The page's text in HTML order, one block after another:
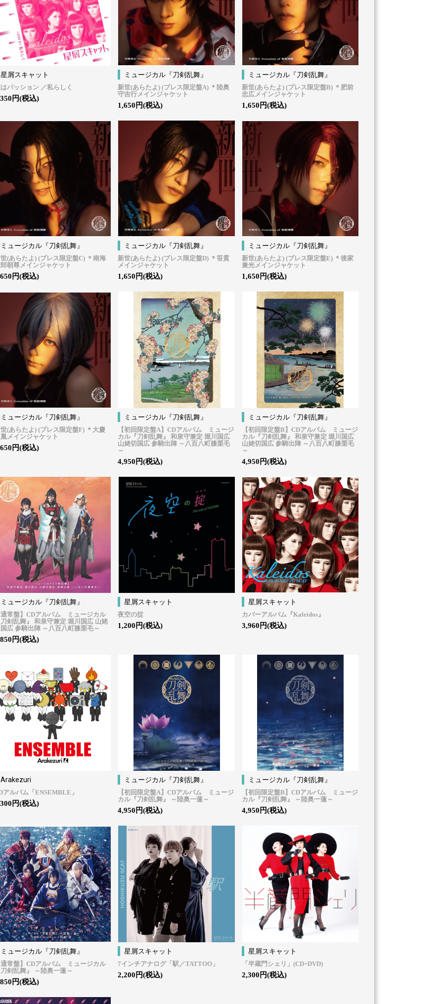
星屑スキャット
パッション ／私らしく
円(税込)
ミュージカル『刀剣乱舞』
新世(あらたよ) (プレス限定盤A) ＊陸奥
守吉行メインジャケット
1,650円(税込)
ミュージカル『刀剣乱舞』
新世(あらたよ) (プレス限定盤B) ＊肥前
忠広メインジャケット
1,650円(税込)
ミュージカル『刀剣乱舞』
(あらたよ) (プレス限定盤C) ＊南海
朝尊メインジャケット
円(税込)
ミュージカル『刀剣乱舞』
新世(あらたよ) (プレス限定盤D) ＊笹貫
メインジャケット
1,650円(税込)
ミュージカル『刀剣乱舞』
新世(あらたよ) (プレス限定盤E) ＊後家
兼光メインジャケット
1,650円(税込)
ミュージカル『刀剣乱舞』
(あらたよ) (プレス限定盤F) ＊大慶
メインジャケット
円(税込)
ミュージカル『刀剣乱舞』
【初回限定盤A】CDアルバム ミュージ
カル『刀剣乱舞』 和泉守兼定 堀川国広
山姥切国広 参騎出陣 ～八百八町膝栗毛
～
4,950円(税込)
ミュージカル『刀剣乱舞』
【初回限定盤B】CDアルバム ミュージ
カル『刀剣乱舞』 和泉守兼定 堀川国広
山姥切国広 参騎出陣 ～八百八町膝栗毛
～
4,950円(税込)
ミュージカル『刀剣乱舞』
常盤】CDアルバム ミュージカル
剣乱舞』 和泉守兼定 堀川国広 山姥
広 参騎出陣 ～八百八町膝栗毛～
円(税込)
星屑スキャット
夜空の掟
1,200円(税込)
星屑スキャット
カバーアルバム『Kaleidos』
3,960円(税込)
Arakezuri
アルバム「ENSEMBLE」
円(税込)
ミュージカル『刀剣乱舞』
【初回限定盤A】CDアルバム ミュージ
カル『刀剣乱舞』 ～陸奥一蓮～
4,950円(税込)
ミュージカル『刀剣乱舞』
【初回限定盤B】CDアルバム ミュージ
カル『刀剣乱舞』 ～陸奥一蓮～
4,950円(税込)
ミュージカル『刀剣乱舞』
常盤】CDアルバム ミュージカル
剣乱舞』 ～陸奥一蓮～
円(税込)
星屑スキャット
7インチアナログ「駅／TATTOO」
2,200円(税込)
星屑スキャット
「半蔵門シェリ」(CD+DVD)
2,300円(税込)